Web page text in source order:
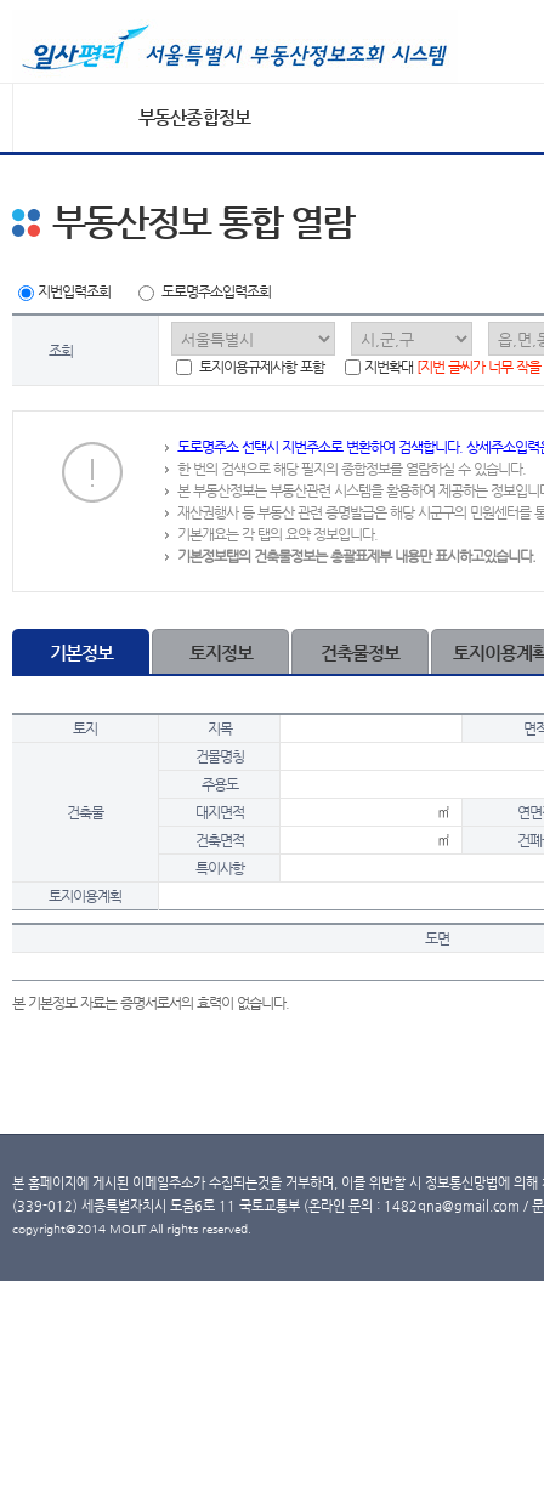
부동산종합정보
부동산정보 통합 열람
지번입력조회 도로명주소입력조회
조회
토지이용규제사항 포함
지번확대 [지번 글씨가 너무 작
도로명주소 선택시 지번주소로 변환하여 검색합니다. 상세주소입
한 번의 검색으로 해당 필지의 종합정보를 열람하실 수 있습니다.
본 부동산정보는 부동산관련 시스템을 활용하여 제공하는 정보입니
재산권행사 등 부동산 관련 증명발급은 해당 시군구의 민원센터를
기본개요는 각 탭의 요약 정보입니다.
기본정보탭의 건축물정보는 총괄표제부 내용만 표시하고있습니다.
기본정보 토지정보 건축물정보 토지이용계
토지 지목 면
건축물
건물명칭
주용도
대지면적
㎡
연
건축면적
㎡
건
특이사항
토지이용계획
도면
본 기본정보 자료는 증명서로서의 효력이 없습니다.
본 홈페이지에 게시된 이메일주소가 수집되는것을 거부하며, 이를 위반할 시 정보통신망법에 의
(339-012) 세종특별자치시 도움6로 11 국토교통부 (온라인 문의 : 1482qna@gmail.com /
copyright@2014 MOLIT All rights reserved.